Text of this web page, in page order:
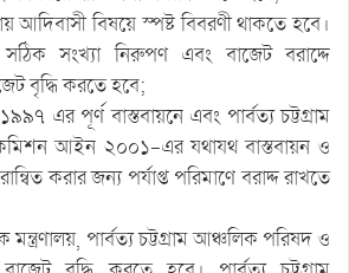
আদিবাসী বিষয়ে স্পষ্ট বিবরণী থাকতে হবে।
সংখ্যা নিরুপণ এবং বাজেট বরাদ্দে
বৃদ্ধি করতে হবে;
১৯৯৭ এর পূর্ণ বাস্তবায়নে এবং পার্বত্য চট্টগ্রাম
কমিশন আইন ২০০১-এর যথাযথ বাস্তবায়ন ও
করার জন্য পর্যাপ্ত পরিমাণে বরাদ্দ রাখতে
মন্ত্রণালয়, পার্বত্য চট্টগ্রাম আঞ্চলিক পরিষদ ও